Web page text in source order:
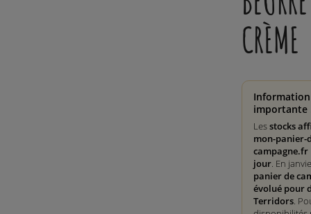
CRÈME
Information
importante
Lesstocks
mon-panier-
campagne.fr
jour. En
panier de
évolué pour
Terridors.